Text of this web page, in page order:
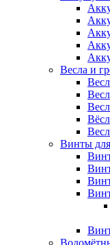
Весла и
Винты